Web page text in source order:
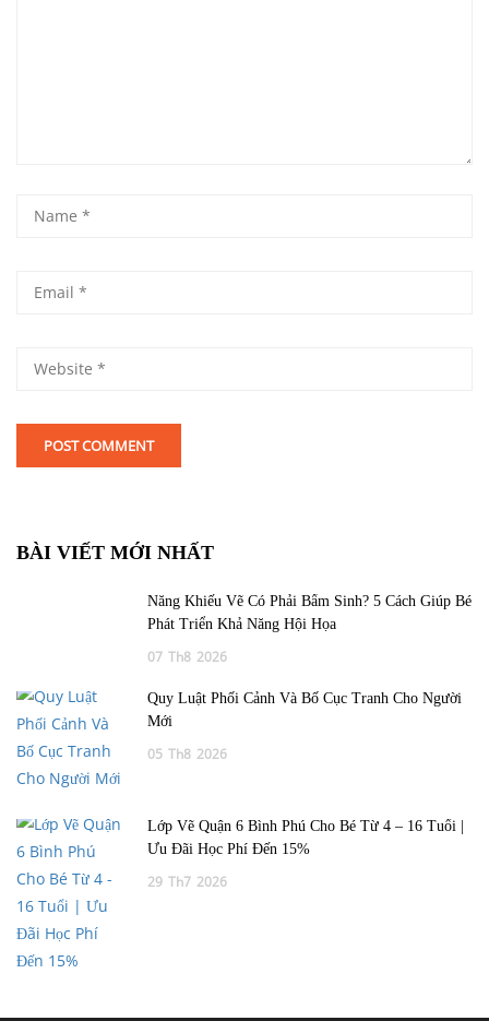
BÀI VIẾT MỚI NHẤT
Năng Khiếu Vẽ Có Phải Bẩm Sinh? 5 Cách Giúp Bé
Phát Triển Khả Năng Hội Họa
07 Th8 2026
Quy Luật Phối Cảnh Và Bố Cục Tranh Cho Người
Mới
05 Th8 2026
Lớp Vẽ Quận 6 Bình Phú Cho Bé Từ 4 – 16 Tuổi |
Ưu Đãi Học Phí Đến 15%
29 Th7 2026